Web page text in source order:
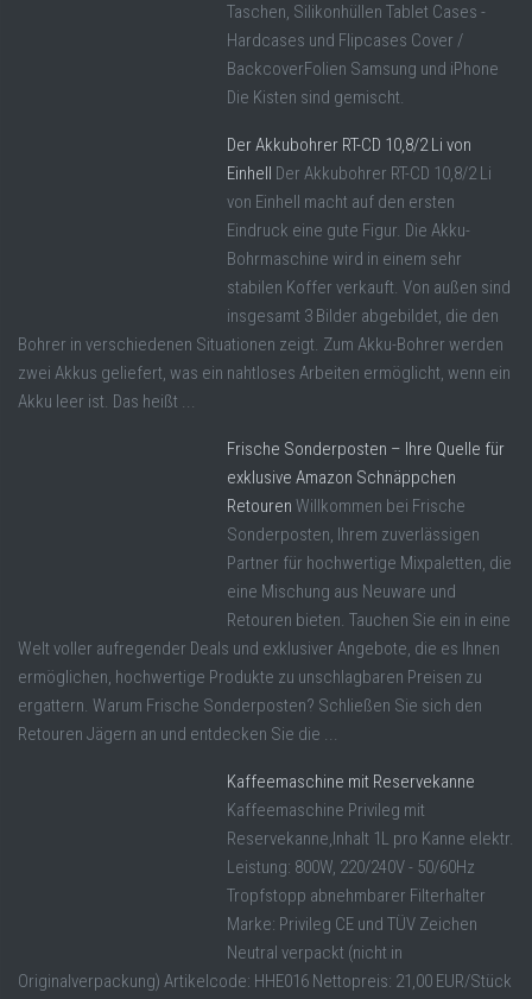
Taschen, Silikonhüllen Tablet Cases -
Hardcases und Flipcases Cover /
BackcoverFolien Samsung und iPhone
Die Kisten sind gemischt.
Der Akkubohrer RT-CD 10,8/2 Li von
Einhell Der Akkubohrer RT-CD 10,8/2 Li
von Einhell macht auf den ersten
Eindruck eine gute Figur. Die Akku-
Bohrmaschine wird in einem sehr
stabilen Koffer verkauft. Von außen sind
insgesamt 3 Bilder abgebildet, die den
Bohrer in verschiedenen Situationen zeigt. Zum Akku-Bohrer werden
zwei Akkus geliefert, was ein nahtloses Arbeiten ermöglicht, wenn ein
Akku leer ist. Das heißt ...
Frische Sonderposten – Ihre Quelle für
exklusive Amazon Schnäppchen
Retouren Willkommen bei Frische
Sonderposten, Ihrem zuverlässigen
Partner für hochwertige Mixpaletten, die
eine Mischung aus Neuware und
Retouren bieten. Tauchen Sie ein in eine
Welt voller aufregender Deals und exklusiver Angebote, die es Ihnen
ermöglichen, hochwertige Produkte zu unschlagbaren Preisen zu
ergattern. Warum Frische Sonderposten? Schließen Sie sich den
Retouren Jägern an und entdecken Sie die ...
Kaffeemaschine mit Reservekanne
Kaffeemaschine Privileg mit
Reservekanne,Inhalt 1L pro Kanne elektr.
Leistung: 800W, 220/240V - 50/60Hz
Tropfstopp abnehmbarer Filterhalter
Marke: Privileg CE und TÜV Zeichen
Neutral verpackt (nicht in
Originalverpackung) Artikelcode: HHE016 Nettopreis: 21,00 EUR/Stück